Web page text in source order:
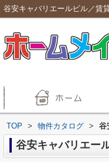
谷安キャバリエールビル／賃
TOP > 物件カタログ > 谷
谷安キャバリエー